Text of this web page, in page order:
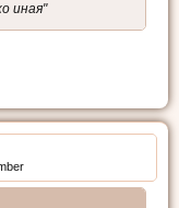
иная"